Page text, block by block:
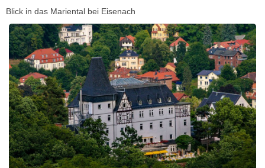
Blick in das Mariental bei Eisenach